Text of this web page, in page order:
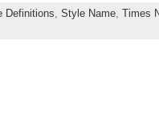
Definitions, Style Name, Times